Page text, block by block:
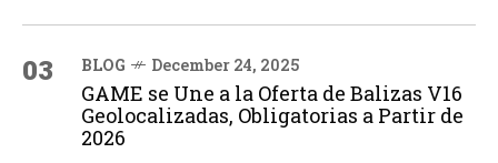
03 BLOG December 24, 2025
GAME se Une a la Oferta de Balizas V16
Geolocalizadas, Obligatorias a Partir de
2026